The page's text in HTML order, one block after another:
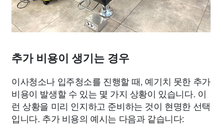
추가 비용이 생기는 경우
이사청소나 입주청소를 진행할 때, 예기치 못한 추가
비용이 발생할 수 있는 몇 가지 상황이 있습니다. 이
런 상황을 미리 인지하고 준비하는 것이 현명한 선택
입니다. 추가 비용의 예시는 다음과 같습니다: